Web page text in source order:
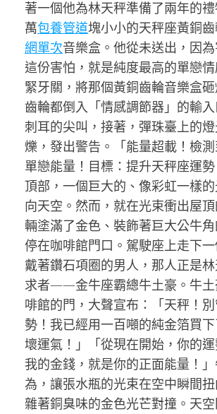
著一個他為林天秤準備了兩年的
萬包養管道塊小小的天秤座黃銅
網單次音樂盒。他從未送出，因為
這份害怕，就是純度最高的單戀
緊牙關，將那個黃銅齒輪音樂盒
齒輪都倒入「情感調節器」的輸
刺耳的尖叫，接著，彈珠臺上的
爍，發出警告。「能量超載！檢
單戀能量！目標：提升天秤座運
頂部，一個巨大的、像彩虹一樣
向天空。然而，就在光束衝出屋
輛塗滿了金色、裝飾著巨大公牛
停在咖啡館門口。駕駛座上走下一
戴著鑽石項圈的男人，那人正是
求者——金牛座霸總牛土豪。牛土
啡館的門，大聲宣布：「天秤！
勢！我已經用一百噸的純金箔買
壞運氣！」「從現在開始，你的運
我的金錢，就是你的正面能量！
為，讓張水瓶的光束在空中瞬間
雜著銅臭味的金色光芒對撞。天